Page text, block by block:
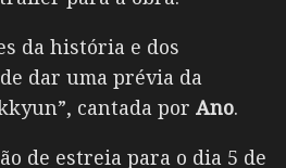
da história e dos
dar uma prévia da
cantada por Ano.
de estreia para o dia 5 de